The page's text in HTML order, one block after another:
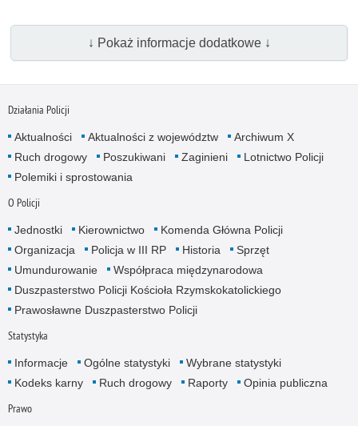
↓ Pokaż informacje dodatkowe ↓
Działania Policji
Aktualności Aktualności z województw
Archiwum X
Ruch drogowy
Poszukiwani Zaginieni
Lotnictwo Policji
Polemiki i sprostowania
O Policji
Jednostki Kierownictwo
Komenda Główna Policji
Organizacja
Policja w III RP Historia
Sprzęt
Umundurowanie
Współpraca międzynarodowa
Duszpasterstwo Policji Kościoła Rzymskokatolickiego
Prawosławne Duszpasterstwo Policji
Statystyka
Informacje Ogólne statystyki
Wybrane statystyki
Kodeks karny
Ruch drogowy Raporty Opinia publiczna
Prawo